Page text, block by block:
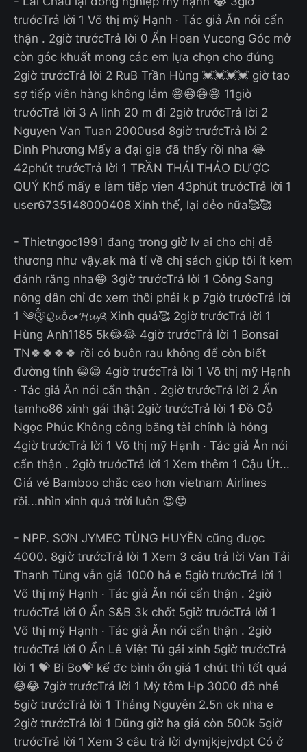
trướcTrả lời 1 Võ thị mỹ Hạnh · Tác giả Ăn nói cẩn
thận . 2giờ trướcTrả lời 0 Ẩn Hoan Vucong Góc mở
còn góc khuất mong các em lựa chọn cho đúng
2giờ trướcTrả lời 2 RuB Trần Hùng 💓💓💓💓 giờ tao
sợ tiếp viên hàng không lắm 😅😅😅😅 11giờ
trướcTrả lời 3 A linh 20 m đi 2giờ trướcTrả lời 2
Nguyen Van Tuan 2000usd 8giờ trướcTrả lời 2
Đình Phương Mấy a đại gia đã thấy rồi nha 😂
42phút trướcTrả lời 1 TRẦN THÁI THẢO DƯỢC
QUÝ Khổ mấy e làm tiếp vien 43phút trướcTrả lời 1
user6735148000408 Xinh thế, lại dẻo nữa🥰🥰
- Thietngoc1991 đang trong giờ lv ai cho chị dễ
thương như vậy.ak mà tí về chị sách giúp tôi ít kem
đánh răng nha😂 3giờ trướcTrả lời 1 Công Sang
nông dân chỉ dc xem thôi phải k p 7giờ trướcTrả lời
1 ༄༂𝓠𝓾ỗ𝓬•𝓗𝓾𝔂༉ Xinh quá🥰 2giờ trướcTrả lời 1
Hùng Anh1185 5k😂😂 4giờ trướcTrả lời 1 Bonsai
TN🍀🍀🍀🍀 rồi có buôn rau không để còn biết
đường tính 😁😁 4giờ trướcTrả lời 1 Võ thị mỹ Hạnh
· Tác giả Ăn nói cẩn thận . 2giờ trướcTrả lời 2 Ẩn
tamho86 xinh gái thật 2giờ trướcTrả lời 1 Đồ Gỗ
Ngọc Phúc Không công bằng tài chính là hỏng
4giờ trướcTrả lời 1 Võ thị mỹ Hạnh · Tác giả Ăn nói
cẩn thận . 2giờ trướcTrả lời 1 Xem thêm 1 Cậu Út...
Giá vé Bamboo chắc cao hơn vietnam Airlines
rồi...nhìn xinh quá trời luôn 😍😍
- NPP. SƠN JYMEC TÙNG HUYỀN cũng được
4000. 8giờ trướcTrả lời 1 Xem 3 câu trả lời Van Tải
Thanh Tùng vẫn giá 1000 hả e 5giờ trướcTrả lời 1
Võ thị mỹ Hạnh · Tác giả Ăn nói cẩn thận . 2giờ
trướcTrả lời 0 Ẩn S&B 3k chốt 5giờ trướcTrả lời 1
Võ thị mỹ Hạnh · Tác giả Ăn nói cẩn thận . 2giờ
trướcTrả lời 0 Ẩn Lê Việt Tú gái xinh 5giờ trướcTrả
lời 1 💝 Bi Bo💝 kể đc bình ổn giá 1 chút thì tốt quá
😅😂 7giờ trướcTrả lời 1 Mỳ tôm Hp 3000 đồ nhé
5giờ trướcTrả lời 1 Thắng Nguyễn 2.5n ok nha e
2giờ trướcTrả lời 1 Dũng giờ hạ giá còn 500k 5giờ
trướcTrả lời 1 Xem 3 câu trả lời dymjkjejvdpt Có ở